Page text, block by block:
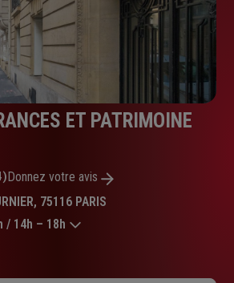
ET PATRIMOINE
Donnez votre avis
75116 PARIS
Ouvert 09h – 13h / 14h – 18h